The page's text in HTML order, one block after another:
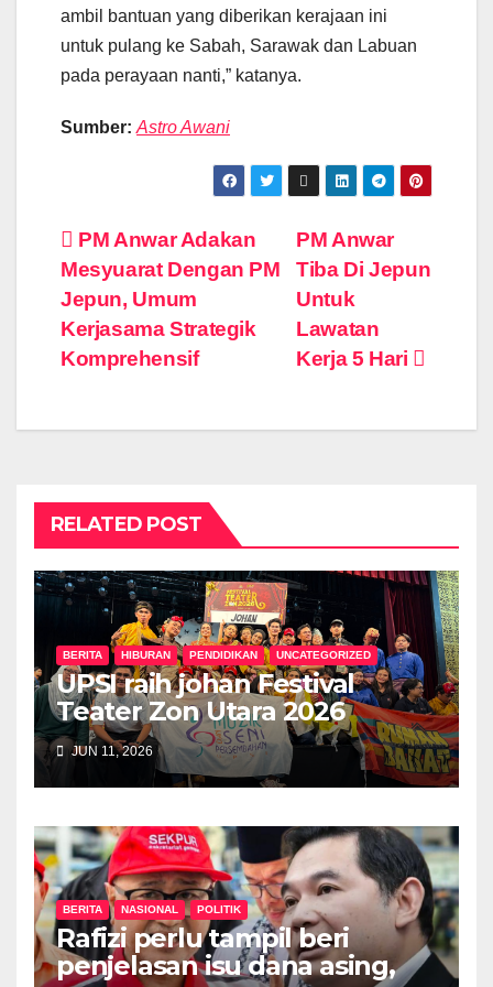
ambil bantuan yang diberikan kerajaan ini
untuk pulang ke Sabah, Sarawak dan Labuan
pada perayaan nanti,” katanya.
Sumber: Astro Awani
Post
navigation
PM Anwar
Tiba Di Jepun
Untuk
Lawatan
Kerja 5 Hari
PM Anwar Adakan
Mesyuarat Dengan PM
Jepun, Umum
Kerjasama Strategik
Komprehensif
RELATED POST
BERITA HIBURAN PENDIDIKAN UNCATEGORIZED
UPSI raih johan Festival
Teater Zon Utara 2026
JUN 11, 2026
BERITA NASIONAL POLITIK
Rafizi perlu tampil beri
penjelasan isu dana asing,